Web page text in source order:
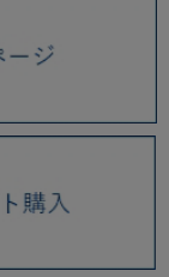
ズ、ラフスタイル
by 横浜銀行』グ
売！
本セイジ氏とのコ